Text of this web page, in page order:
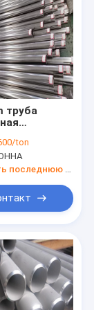
труба
304l Ss
дюймов
заварку по
ton
Получить последнюю цену